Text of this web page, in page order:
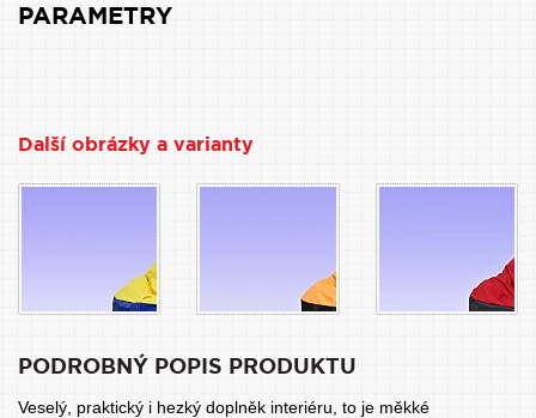
PARAMETRY
Další obrázky a varianty
PODROBNÝ POPIS PRODUKTU
Veselý, praktický i hezký doplněk interiéru, to je měkké